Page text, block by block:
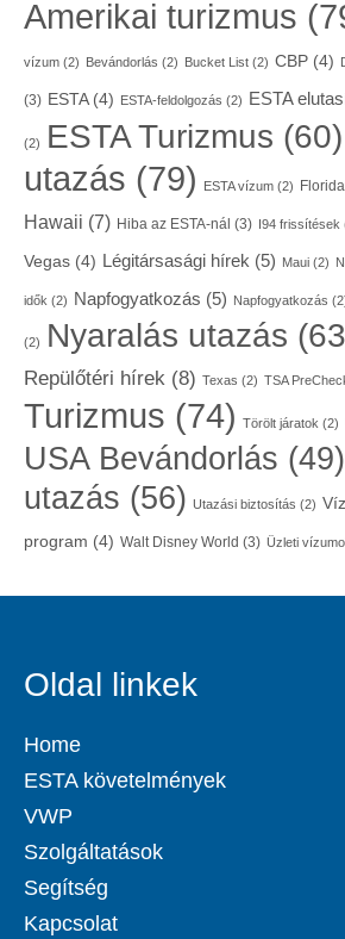
Amerikai turizmus
vízum (2) Bevándorlás (2) Bucket List (2) CBP (4)
(3) ESTA(4) ESTA-feldolgozás (2) ESTA
(2) ESTA Turizmus (60)
utazás (79) ESTA vízum (2) Florida
Hawaii (7) Hiba az ESTA-nál (3) I94 frissítések
Vegas (4) Légitársasági hírek (5) Maui (2)
idők (2) Napfogyatkozás (5) Napfogyatkozás
(2) Nyaralás utazás
Repülőtéri hírek (8) Texas (2) TSA
Turizmus (74) Törölt járatok (2)
USA Bevándorlás (49)
utazás (56) Utazási biztosítás (2)
program (4) Walt Disney World (3) Üzleti
Oldal linkek
Home
ESTA követelmények
VWP
Szolgáltatások
Segítség
Kapcsolat